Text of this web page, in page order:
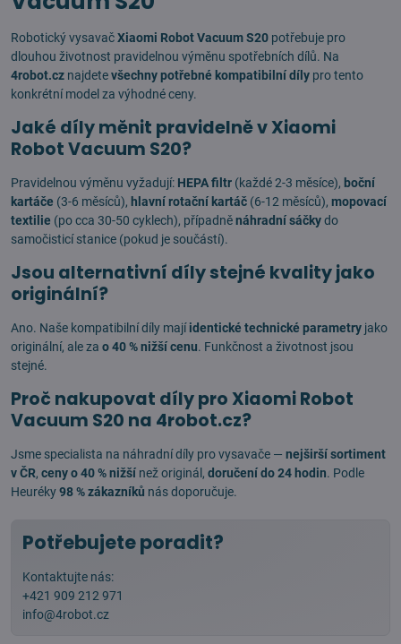
Robotický vysavačXiaomi Robot Vacuum S20 potřebuje pro
dlouhou životnost pravidelnou výměnu spotřebních dílů. Na
4robot.cz najdetevšechny potřebné kompatibilní díly pro tento
konkrétní model za výhodné ceny.
Jaké díly měnit pravidelně v Xiaomi
Robot Vacuum S20?
Pravidelnou výměnu vyžadují: HEPA filtr (každé 2-3 měsíce), boční
kartáče (3-6 měsíců), hlavní rotační kartáč (6-12 měsíců), mopovací
textilie (po cca 30-50 cyklech), případněnáhradní sáčkydo
samočisticí stanice (pokud je součástí).
Jsou alternativní díly stejné kvality jako
originální?
Ano. Naše kompatibilní díly majíidentické technické parametry jako
originální, ale za o 40 % nižší cenu. Funkčnost a životnost jsou
stejné.
Proč nakupovat díly pro Xiaomi Robot
Vacuum S20 na 4robot.cz?
Jsme specialista na náhradní díly pro vysavače — nejširší sortiment
v ČR, ceny o 40 % nižší než originál, doručení do 24 hodin. Podle
Heuréky98 % zákazníků nás doporučuje.
Potřebujete poradit?
Kontaktujte nás:
+421 909 212 971
info@4robot.cz